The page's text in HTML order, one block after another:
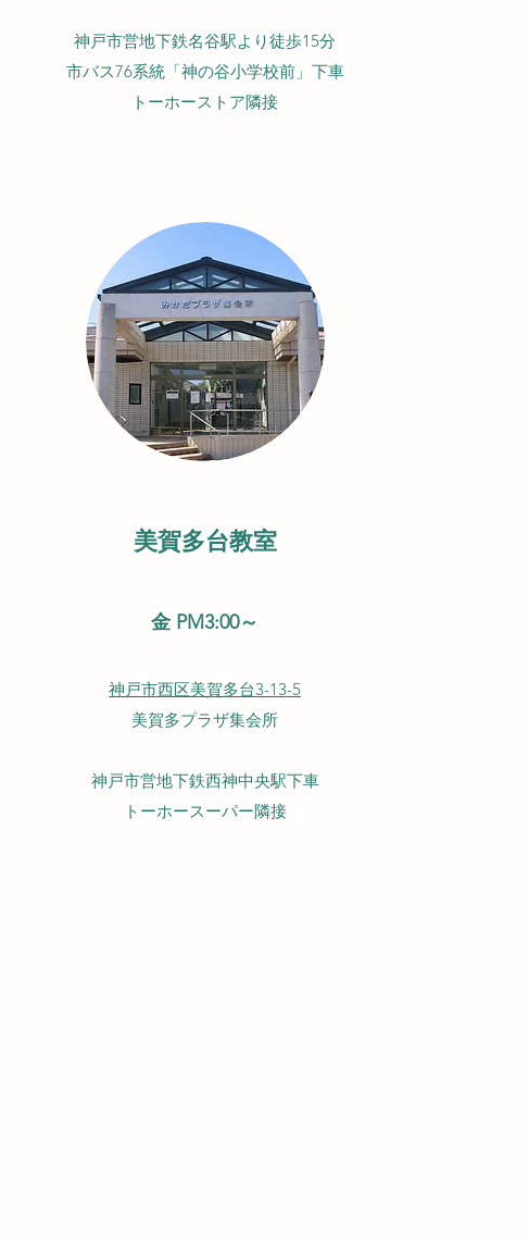
神戸市営地下鉄名谷駅より徒歩15分
市バス76系統「神の谷小学校前」下車
トーホーストア隣接
美賀多台教室
金 PM3:00～
神戸市西区美賀多台3-13-5
美賀多プラザ集会所
神戸市営地下鉄西神中央駅下車
トーホースーパー隣接